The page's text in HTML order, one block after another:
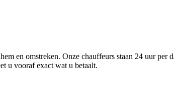
en omstreken. Onze chauffeurs staan 24 uur per
u vooraf exact wat u betaalt.